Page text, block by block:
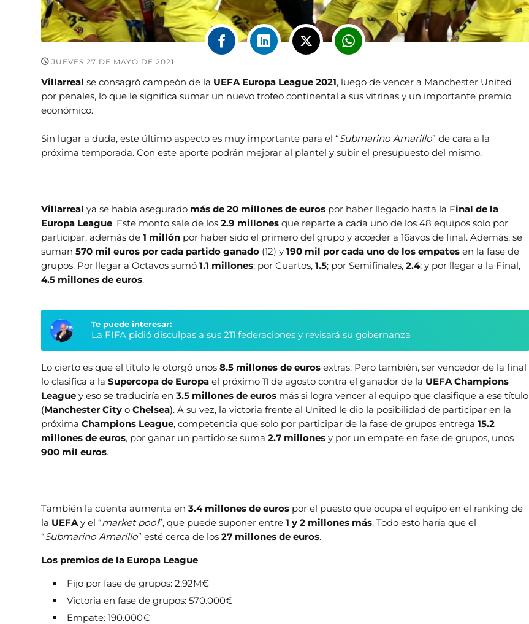
JUEVES 27 DE MAYO DE 2021
Villarreal se consagró campeón de la UEFA Europa League 2021, luego de vencer a Manchester United
por penales, lo que le significa sumar un nuevo trofeo continental a sus vitrinas y un importante premio
económico.
Sin lugar a duda, este último aspecto es muy importante para el “Submarino Amarillo” de cara a la
próxima temporada. Con este aporte podrán mejorar al plantel y subir el presupuesto del mismo.
Villarreal ya se había asegurado más de 20 millones de euros por haber llegado hasta la Final de la
Europa League. Este monto sale de los2.9 millones que reparte a cada uno de los 48 equipos solo por
participar, además de1 millón por haber sido el primero del grupo y acceder a 16avos de final. Además, se
suman570 mil euros por cada partido ganado (12) y190 mil por cada uno de los empates en la fase de
grupos. Por llegar a Octavos sumó1.1 millones; por Cuartos,1.5; por Semifinales, 2.4; y por llegar a la Final,
4.5 millones de euros.
Te puede interesar:
La FIFA pidió disculpas a sus 211 federaciones y revisará su gobernanza
Lo cierto es que el título le otorgó unos8.5 millones de eurosextras. Pero también, ser vencedor de la final
lo clasifica a laSupercopa de Europa el próximo 11 de agosto contra el ganador de la UEFA Champions
League y eso se traduciría en3.5 millones de euros más si logra vencer al equipo que clasifique a ese título
(Manchester City oChelsea). A su vez, la victoria frente al United le dio la posibilidad de participar en la
próximaChampions League, competencia que solo por participar de la fase de grupos entrega15.2
millones de euros, por ganar un partido se suma2.7 millones y por un empate en fase de grupos, unos
900 mil euros.
También la cuenta aumenta en 3.4 millones de euros por el puesto que ocupa el equipo en el ranking de
la UEFA y el “market pool”, que puede suponer entre1 y 2 millones más. Todo esto haría que el
“Submarino Amarillo” esté cerca de los27 millones de euros.
Los premios de la Europa League
Fijo por fase de grupos: 2,92M€
Victoria en fase de grupos: 570.000€
Empate: 190.000€